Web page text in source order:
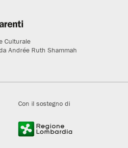
Culturale
Andrée Ruth Shammah
Con il sostegno di